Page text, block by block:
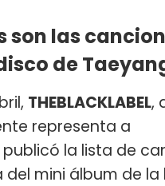
son las
de
THEBLACKLABEL,
representa a
publicó la lista de
mini álbum de la